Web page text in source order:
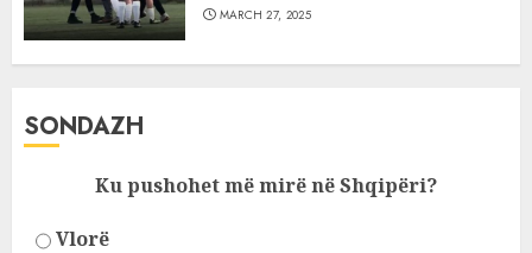
MARCH 27, 2025
SONDAZH
Ku pushohet më mirë në Shqipëri?
Vlorë